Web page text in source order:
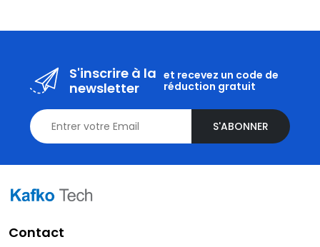
S'inscrire à la
newsletter
et recevez un code de
réduction gratuit
S'ABONNER
Contact